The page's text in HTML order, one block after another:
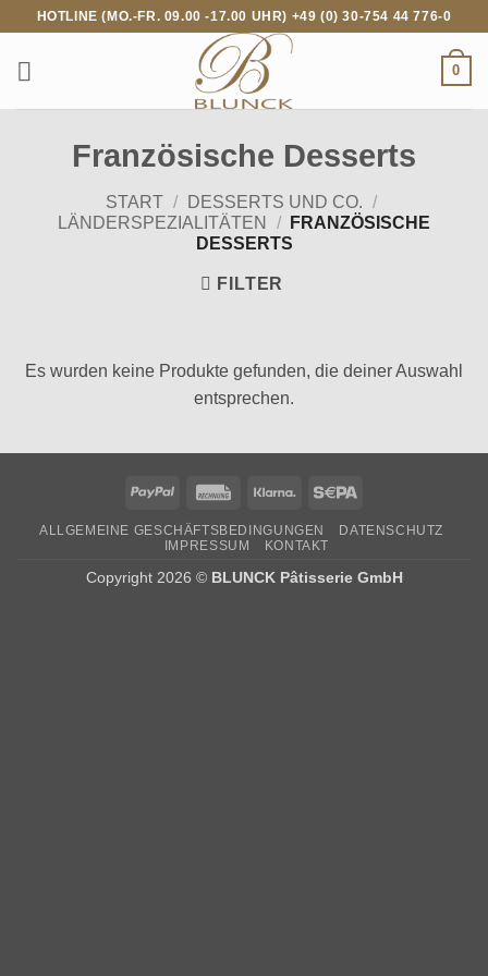
springen
HOTLINE (MO.-FR. 09.00 -17.00 UHR) +49 (0) 30-754 44 776-0
0
Französische Desserts
START / DESSERTS UND CO. /
LÄNDERSPEZIALITÄTEN
/
FRANZÖSISCHE
DESSERTS
FILTER
Es wurden keine Produkte gefunden, die deiner Auswahl
entsprechen.
PayPal Rechung Klarna
ALLGEMEINE GESCHÄFTSBEDINGUNGEN
DATENSCHUTZ
IMPRESSUM
KONTAKT
Copyright 2026 © BLUNCK Pâtisserie GmbH